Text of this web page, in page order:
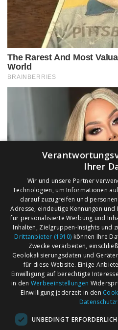
AGB
Impressum
Kontakt
Ihrer
Wir und unsere Partner
Technologien, um Informationen
darauf zuzugreifen und
Adresse, eindeutige Kennungen
für personalisierte Werbung und
Inhalten, Zielgruppen-Insights und
Drittanbieter (1910) können Ihre
Zwecke verarbeiten,
Geolokalisierungsdaten und
für diese Website. Einige
Einwilligung auf berechtigte
in den Werbeeinstellungen
Einwilligung jederzeit in den
UNBEDINGT ERFORDERLICH